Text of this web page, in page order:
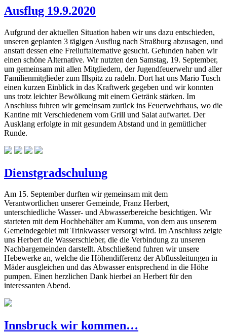
Ausflug 19.9.2020
Aufgrund der aktuellen Situation haben wir uns dazu entschieden,
unseren geplanten 3 tägigen Ausflug nach Straßburg abzusagen, und
anstatt dessen eine Freiluftalternative gesucht. Gefunden haben wir
einen schöne Alternative. Wir nutzten den Samstag, 19. September,
um gemeinsam mit allen Mitgliedern, der Jugendfeuerwehr und aller
Familienmitglieder zum Illspitz zu radeln. Dort hat uns Mario Tusch
einen kurzen Einblick in das Kraftwerk gegeben und wir konnten
uns trotz leichter Bewölkung mit einem Getränk stärken. Im
Anschluss fuhren wir gemeinsam zurück ins Feuerwehrhaus, wo die
Kantine mit Verschiedenem vom Grill und Salat aufwartet. Der
Ausklang erfolgte in mit gesundem Abstand und in gemütlicher
Runde.
Dienstgradschulung
Am 15. September durften wir gemeinsam mit dem
Verantwortlichen unserer Gemeinde, Franz Herbert,
unterschiedliche Wasser- und Abwasserbereiche besichtigen. Wir
starteten mit dem Hochbehälter am Kumma, von dem aus unserem
Gemeindegebiet mit Trinkwasser versorgt wird. Im Anschluss zeigte
uns Herbert die Wasserschieber, die die Verbindung zu unseren
Nachbargemeinden darstellt. Abschließend fuhren wir unsere
Hebewerke an, welche die Höhendifferenz der Abflussleitungen in
Mäder ausgleichen und das Abwasser entsprechend in die Höhe
pumpen. Einen herzlichen Dank hierbei an Herbert für den
interessanten Abend.
Innsbruck wir kommen…